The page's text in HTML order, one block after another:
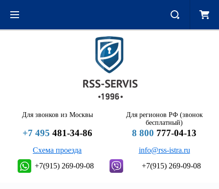
Для звонков из Москвы
+7 495 481-34-86
Схема проезда
+7(915) 269-09-08
Для регионов РФ (звонок
бесплатный)
8 800 777-04-13
info@rss-istra.ru
+7(915) 269-09-08